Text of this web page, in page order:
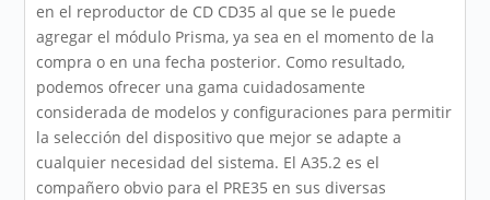
en el reproductor de CD CD35 al que se le puede
agregar el módulo Prisma, ya sea en el momento de la
compra o en una fecha posterior. Como resultado,
podemos ofrecer una gama cuidadosamente
considerada de modelos y configuraciones para permitir
la selección del dispositivo que mejor se adapte a
cualquier necesidad del sistema. El A35.2 es el
compañero obvio para el PRE35 en sus diversas